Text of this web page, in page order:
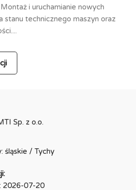
i uruchamianie nowych
stanu technicznego maszyn oraz
Sp. z o.o.
śląskie / Tychy
2026-07-20